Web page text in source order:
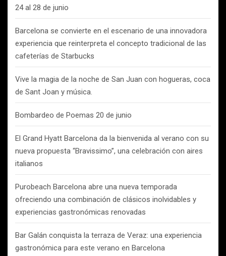
24 al 28 de junio
Barcelona se convierte en el escenario de una innovadora
experiencia que reinterpreta el concepto tradicional de las
cafeterías de Starbucks
Vive la magia de la noche de San Juan con hogueras, coca
de Sant Joan y música.
Bombardeo de Poemas 20 de junio
El Grand Hyatt Barcelona da la bienvenida al verano con su
nueva propuesta “Bravissimo”, una celebración con aires
italianos
Purobeach Barcelona abre una nueva temporada
ofreciendo una combinación de clásicos inolvidables y
experiencias gastronómicas renovadas
Bar Galán conquista la terraza de Veraz: una experiencia
gastronómica para este verano en Barcelona